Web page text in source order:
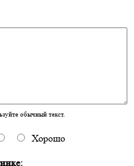
обычный текст.
Хорошо